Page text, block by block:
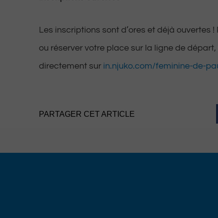
Les inscriptions sont d’ores et déjà ouvertes !
ou réserver votre place sur la ligne de départ,
directement sur in.njuko.com/feminine-de-
PARTAGER CET ARTICLE